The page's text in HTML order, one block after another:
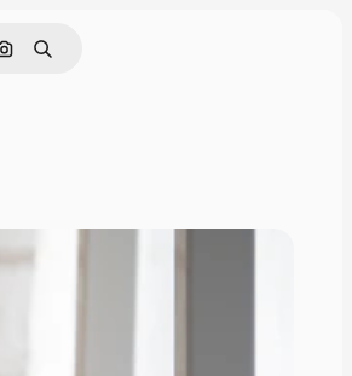
Pesquisar por imagem
Buscar